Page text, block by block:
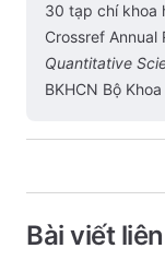
30 tạp chí khoa
Crossref
Quantitative
BKHCN Bộ
Bài viết